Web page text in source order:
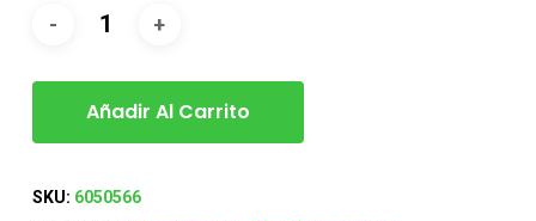
Añadir Al Carrito
SKU: 6050566